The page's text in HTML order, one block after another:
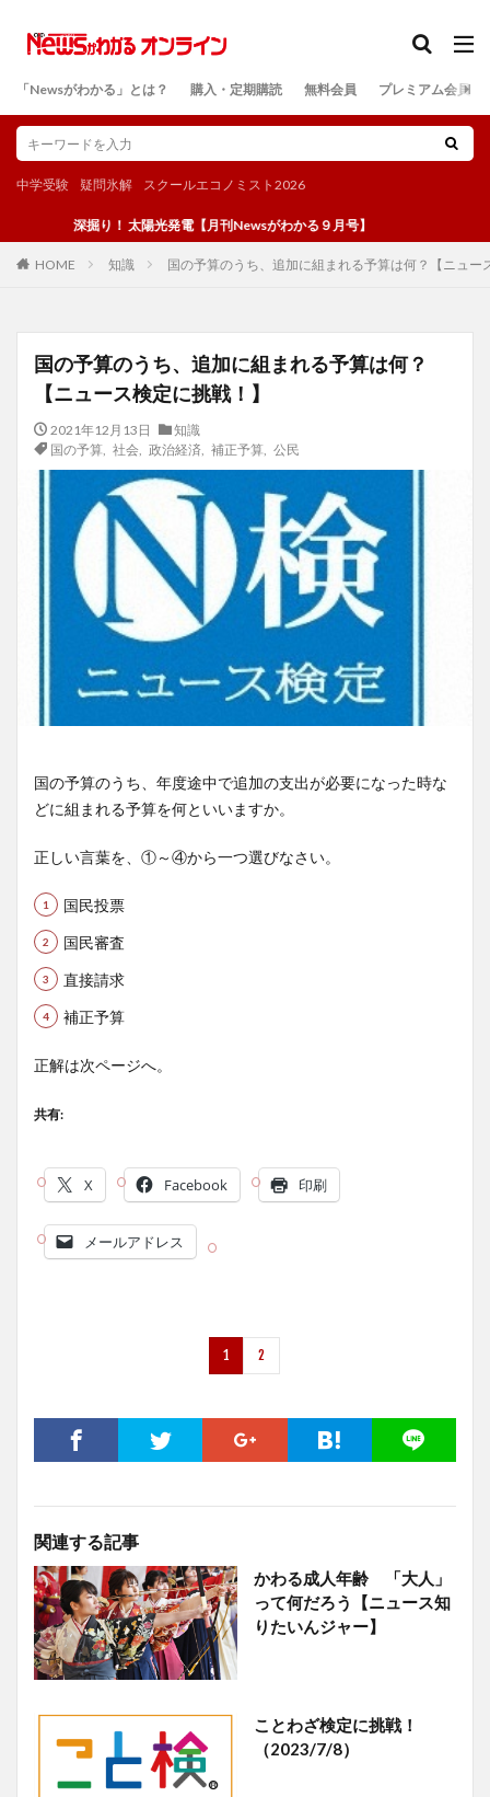
「Newsがわかる」とは？ 購入・定期購読 無料会員 プレミアム会員
中学受験 疑問氷解 スクールエコノミスト2026
深掘り！ 太陽光発電【月刊Newsがわかる９月号】
HOME 知識 国の予算のうち、追加に組まれる予算は何？【ニュー
国の予算のうち、追加に組まれる予算は何？
【ニュース検定に挑戦！】
2021年12月13日
知識
国の予算, 社会, 政治経済, 補正予算, 公民
国の予算のうち、年度途中で追加の支出が必要になった時な
どに組まれる予算を何といいますか。
正しい言葉を、①～④から一つ選びなさい。
国民投票
国民審査
直接請求
補正予算
正解は次ページへ。
共有:
X Facebook 印刷
メールアドレス
1 2
関連する記事
かわる成人年齢 「大人」
って何だろう【ニュース知
りたいんジャー】
ことわざ検定に挑戦！
（2023/7/8）
検索